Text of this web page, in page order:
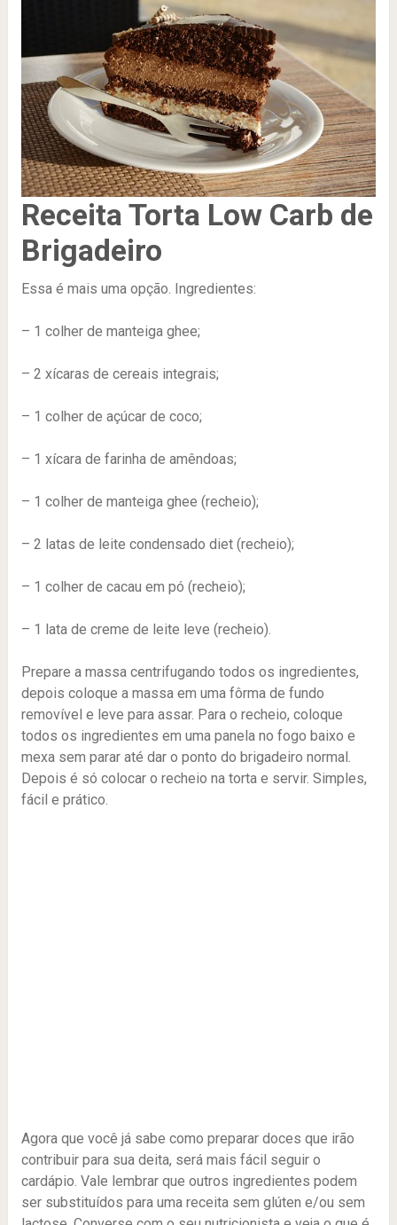
Receita Torta Low Carb de
Brigadeiro
Essa é mais uma opção. Ingredientes:
– 1 colher de manteiga ghee;
– 2 xícaras de cereais integrais;
– 1 colher de açúcar de coco;
– 1 xícara de farinha de amêndoas;
– 1 colher de manteiga ghee (recheio);
– 2 latas de leite condensado diet (recheio);
– 1 colher de cacau em pó (recheio);
– 1 lata de creme de leite leve (recheio).
Prepare a massa centrifugando todos os ingredientes,
depois coloque a massa em uma fôrma de fundo
removível e leve para assar. Para o recheio, coloque
todos os ingredientes em uma panela no fogo baixo e
mexa sem parar até dar o ponto do brigadeiro normal.
Depois é só colocar o recheio na torta e servir. Simples,
fácil e prático.
Agora que você já sabe como preparar doces que irão
contribuir para sua deita, será mais fácil seguir o
cardápio. Vale lembrar que outros ingredientes podem
ser substituídos para uma receita sem glúten e/ou sem